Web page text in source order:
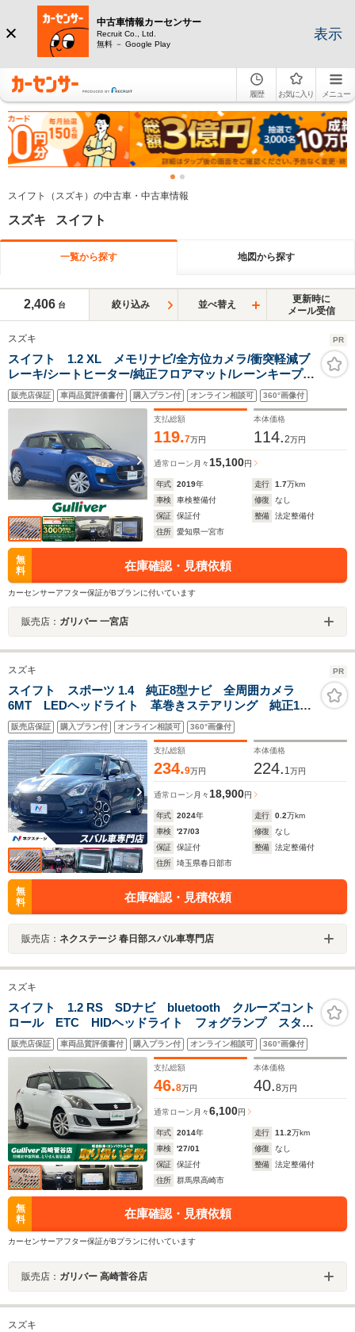
中古車情報カーセンサー
Recruit Co., Ltd.
無料 － Google Play
表示
履歴 お気に入り メニュー
スイフト（スズキ）の中古車・中古車情報
スズキ スイフト
一覧から探す 地図から探す
2,406 台 絞り込み 並べ替え
更新時に
メール受信
スズキ PR
スイフト 1.2 XL メモリナビ/全方位カメラ/衝突軽減ブ
レーキ/シートヒーター/純正フロアマット/レーンキープア
シスト/オートマチックハイビーム/クルーズコントロール/
パドルシフト/ETC/フルセグTV/スマートキー/プッシュス
販売店保証 車両品質評価書付 購入プラン付 オンライン相談可 360°画像付
支払総額
119.7万円
本体価格
114.2万円
通常ローン 月々15,100円
年式 2019年 走行 1.7万km
車検
車検整備付 修復
なし
保証
保証付 整備
法定整備付
住所
愛知県一宮市
無
料
在庫確認・見積依頼
カーセンサーアフター保証がBプランに付いています
販売店： ガリバー 一宮店
スズキ PR
スイフト スポーツ 1.4 純正8型ナビ 全周囲カメラ
6MT LEDヘッドライト 革巻きステアリング 純正17
インチアルミホイール クリアランスソナー レーダー
クルーズ スマートキー ETC ドラレコ 禁煙車 タ
ーボ
販売店保証 購入プラン付 オンライン相談可 360°画像付
支払総額
234.9万円
本体価格
224. 1万円
通常ローン 月々18,900円
年式 2024年 走行 0.2万km
車検
'27/03 修復
なし
保証
保証付 整備
法定整備付
住所
埼玉県春日部市
無
料
在庫確認・見積依頼
販売店： ネクステージ 春日部スバル車専門店
スズキ
スイフト 1.2 RS SDナビ bluetooth クルーズコント
ロール ETC HIDヘッドライト フォグランプ スタッ
ドレスタイヤ積込 プッシュスタート パドルシフト
スマートキー 純正16インチアルミホイール 禁煙車
販売店保証 車両品質評価書付 購入プラン付 オンライン相談可 360°画像付
支払総額
46.8万円
本体価格
40.8万円
通常ローン 月々6,100円
年式 2014年 走行 11.2万km
車検
'27/01 修復
なし
保証
保証付 整備
法定整備付
住所
群馬県高崎市
無
料
在庫確認・見積依頼
カーセンサーアフター保証がBプランに付いています
販売店： ガリバー 高崎菅谷店
スズキ